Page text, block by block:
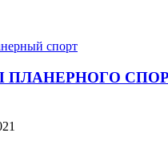
спорт
ПЛАНЕРНОГО